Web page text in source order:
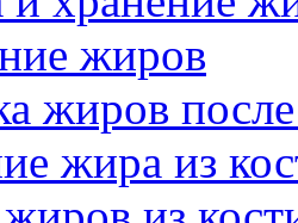
жиров
жиров
жира из